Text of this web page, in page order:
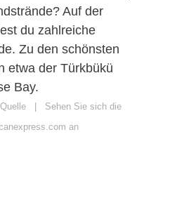
Auf der
du zahlreiche
Zu den schönsten
etwa der Türkbükü
Bay.
| Sehen Sie sich die
an